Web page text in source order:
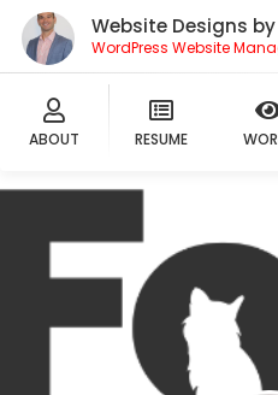
Website Designs by
WordPress Website
ABOUT RESUME